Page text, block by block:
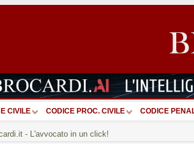
CIVILE CODICE PROC. CIVILE CODICE
- L'avvocato in un click!